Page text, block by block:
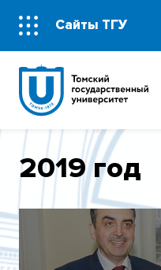
Сайты ТГУ
2019 год